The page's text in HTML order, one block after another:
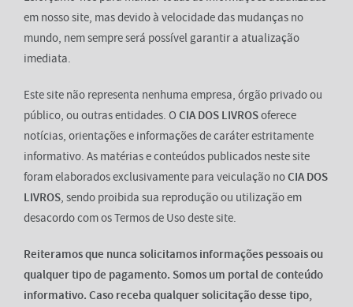
em nosso site, mas devido à velocidade das mudanças no
mundo, nem sempre será possível garantir a atualização
imediata.
Este site não representa nenhuma empresa, órgão privado ou
público, ou outras entidades. OCIA DOS LIVROSoferece
notícias, orientações e informações de caráter estritamente
informativo. As matérias e conteúdos publicados neste site
foram elaborados exclusivamente para veiculação noCIA DOS
LIVROS, sendo proibida sua reprodução ou utilização em
desacordo com os Termos de Uso deste site.
Reiteramos que nunca solicitamos informações pessoais ou
qualquer tipo de pagamento. Somos um portal de conteúdo
informativo. Caso receba qualquer solicitação desse tipo,